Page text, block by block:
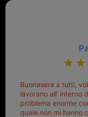
Buonasera a tutti,
lavorano all’ interno
problema enorme
quale non mi hanno